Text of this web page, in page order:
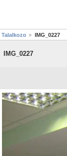
Talalkozo IMG_0227
IMG_0227